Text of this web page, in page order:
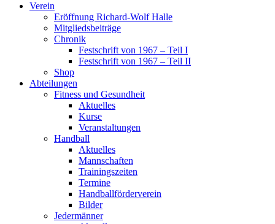
Verein
Eröffnung Richard-Wolf Halle
Mitgliedsbeiträge
Chronik
Festschrift von 1967 – Teil I
Festschrift von 1967 – Teil II
Shop
Abteilungen
Fitness und Gesundheit
Aktuelles
Kurse
Veranstaltungen
Handball
Aktuelles
Mannschaften
Trainingszeiten
Termine
Handballförderverein
Bilder
Jedermänner